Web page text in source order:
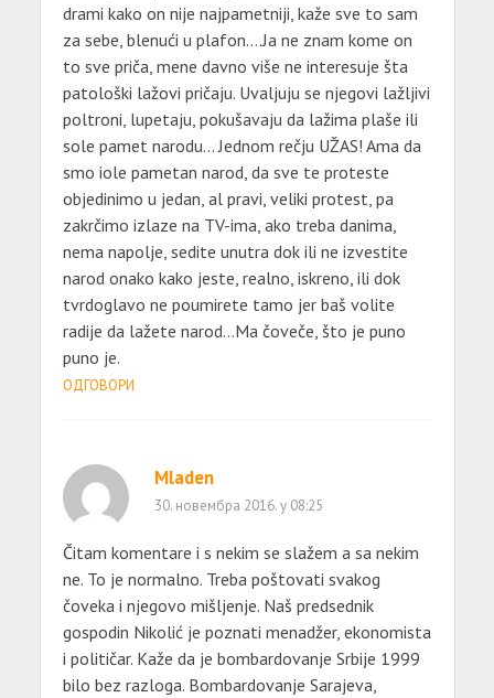
drami kako on nije najpametniji, kaže sve to sam
za sebe, blenući u plafon….Ja ne znam kome on
to sve priča, mene davno više ne interesuje šta
patološki lažovi pričaju. Uvaljuju se njegovi lažljivi
poltroni, lupetaju, pokušavaju da lažima plaše ili
sole pamet narodu… Jednom rečju UŽAS! Ama da
smo iole pametan narod, da sve te proteste
objedinimo u jedan, al pravi, veliki protest, pa
zakrčimo izlaze na TV-ima, ako treba danima,
nema napolje, sedite unutra dok ili ne izvestite
narod onako kako jeste, realno, iskreno, ili dok
tvrdoglavo ne poumirete tamo jer baš volite
radije da lažete narod…Ma čoveče, što je puno
puno je.
ОДГОВОРИ
Mladen
30. новембра 2016. у 08:25
Čitam komentare i s nekim se slažem a sa nekim
ne. To je normalno. Treba poštovati svakog
čoveka i njegovo mišljenje. Naš predsednik
gospodin Nikolić je poznati menadžer, ekonomista
i političar. Kaže da je bombardovanje Srbije 1999
bilo bez razloga. Bombardovanje Sarajeva,